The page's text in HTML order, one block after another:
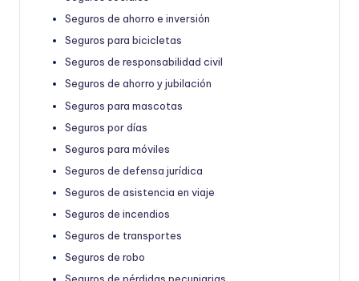
Seguros de ahorro e inversión
Seguros para bicicletas
Seguros de responsabilidad civil
Seguros de ahorro y jubilación
Seguros para mascotas
Seguros por días
Seguros para móviles
Seguros de defensa jurídica
Seguros de asistencia en viaje
Seguros de incendios
Seguros de transportes
Seguros de robo